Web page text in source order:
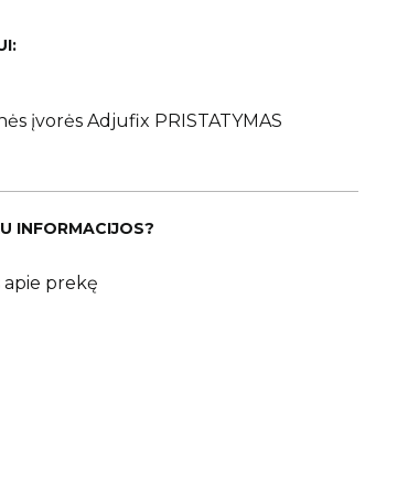
įvorės Adjufix PRISTATYMAS
INFORMACIJOS?
apie prekę